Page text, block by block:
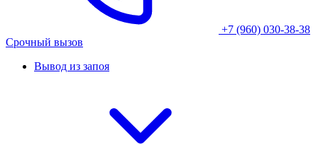
+7 (960) 030-38-38
Срочный вызов
Вывод из запоя